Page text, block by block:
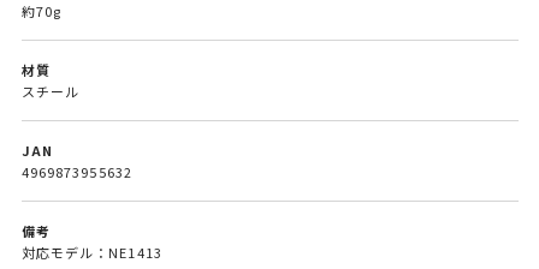
約70g
材質
スチール
JAN
4969873955632
備考
対応モデル：NE1413